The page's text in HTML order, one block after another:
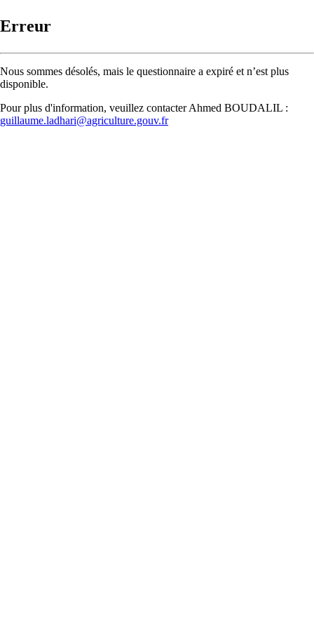
Erreur
Nous sommes désolés, mais le questionnaire a expiré et n’est plus
disponible.
Pour plus d'information, veuillez contacter Ahmed BOUDALIL :
guillaume.ladhari@agriculture.gouv.fr